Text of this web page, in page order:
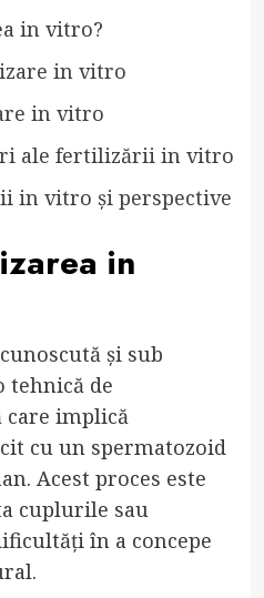
in vitro?
in vitro
in vitro
ale fertilizării in vitro
in vitro și perspective
in
și sub
tehnică de
care implică
cu un spermatozoid
Acest proces este
cuplurile sau
în a concepe